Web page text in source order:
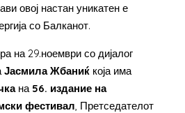
овој настан уникатен е
со Балканот.
на 29.ноември со дијалог
Јасмила Жбаниќкоја има
на 56. издание на
фестивал , Претседателот